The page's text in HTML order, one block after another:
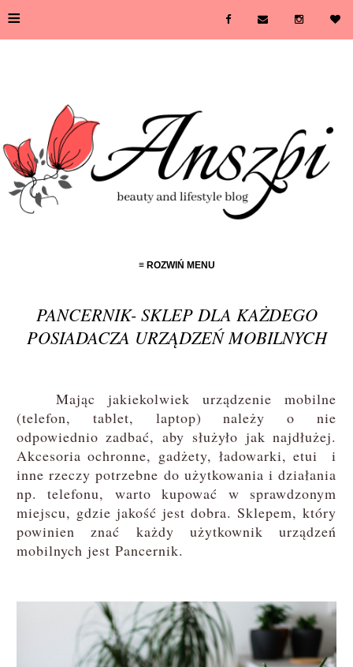
≡
≡ ROZWIŃ MENU
PANCERNIK- SKLEP DLA KAŻDEGO
POSIADACZA URZĄDZEŃ MOBILNYCH
Mając jakiekolwiek urządzenie mobilne
(telefon, tablet, laptop) należy o nie
odpowiednio zadbać, aby służyło jak najdłużej.
Akcesoria ochronne, gadżety, ładowarki, etui i
inne rzeczy potrzebne do użytkowania i działania
np. telefonu, warto kupować w sprawdzonym
miejscu, gdzie jakość jest dobra. Sklepem, który
powinien znać każdy użytkownik urządzeń
mobilnych jest Pancernik.